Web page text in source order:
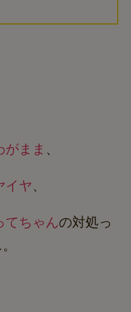
がまま 、
イヤ、
てちゃんの対処っ